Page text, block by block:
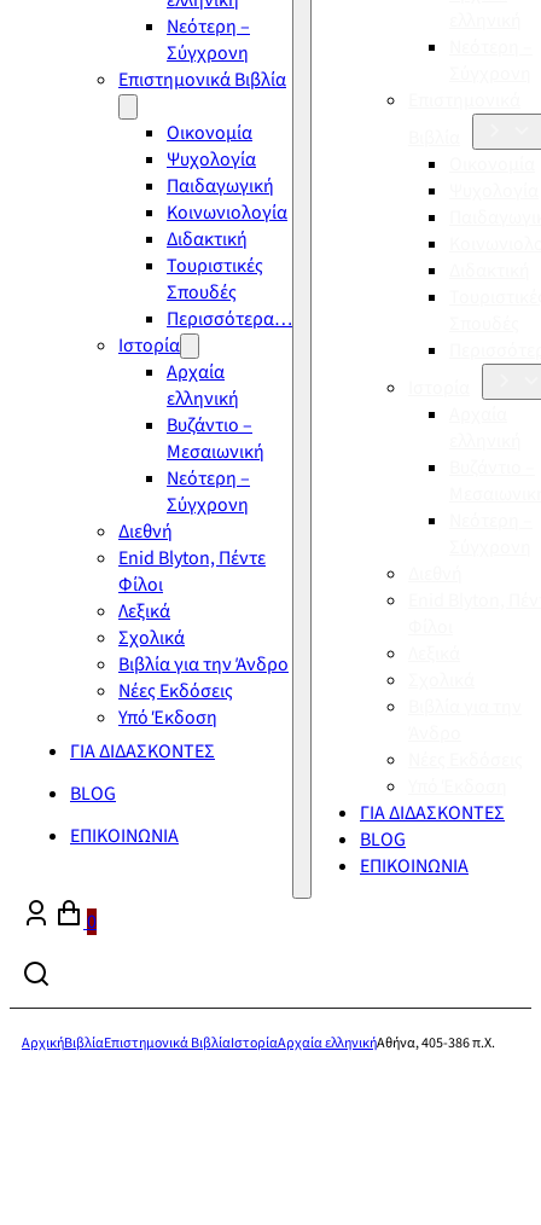
Νεότερη –
Σύγχρονη
Επιστημονικά Βιβλία
Οικονομία
Ψυχολογία
Παιδαγωγική
Κοινωνιολογία
Διδακτική
Τουριστικές
Σπουδές
Περισσότερα…
Ιστορία
Αρχαία
ελληνική
Βυζάντιο –
Μεσαιωνική
Νεότερη –
Σύγχρονη
Διεθνή
Enid Blyton, Πέντε
Φίλοι
Λεξικά
Σχολικά
Βιβλία για την Άνδρο
Νέες Εκδόσεις
Υπό Έκδοση
ΓΙΑ ΔΙΔΑΣΚΟΝΤΕΣ
BLOG
ΕΠΙΚΟΙΝΩΝΙΑ
ΓΙΑ ΔΙΔΑΣΚΟΝΤΕΣ
BLOG
ΕΠΙΚΟΙΝΩΝΙΑ
0
ΑρχικήΒιβλίαΕπιστημονικά ΒιβλίαΙστορίαΑρχαία ελληνικήΑθήνα, 405-386 π.Χ.